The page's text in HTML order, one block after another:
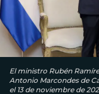
El ministro Rubén
Antonio Marcondes de
el 13 de noviembre de